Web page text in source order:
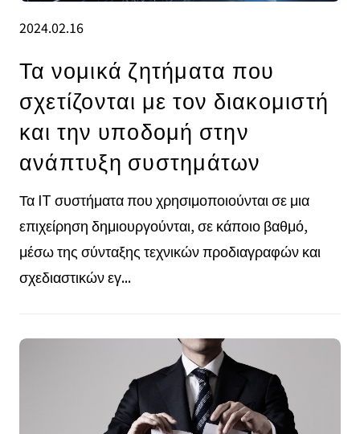
2024.02.16
Τα νομικά ζητήματα που
σχετίζονται με τον διακομιστή
και την υποδομή στην
ανάπτυξη συστημάτων
Τα IT συστήματα που χρησιμοποιούνται σε μια
επιχείρηση δημιουργούνται, σε κάποιο βαθμό,
μέσω της σύνταξης τεχνικών προδιαγραφών και
σχεδιαστικών εγ...